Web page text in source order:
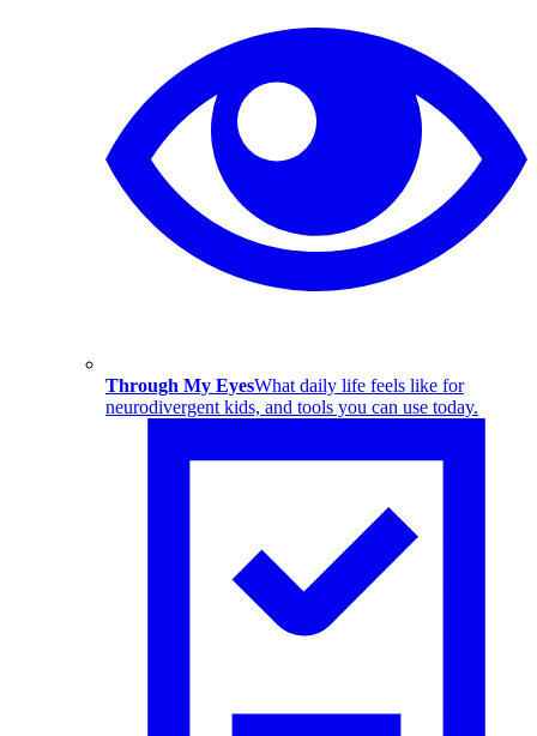
Through My EyesWhat daily life feels like for
neurodivergent kids, and tools you can use today.